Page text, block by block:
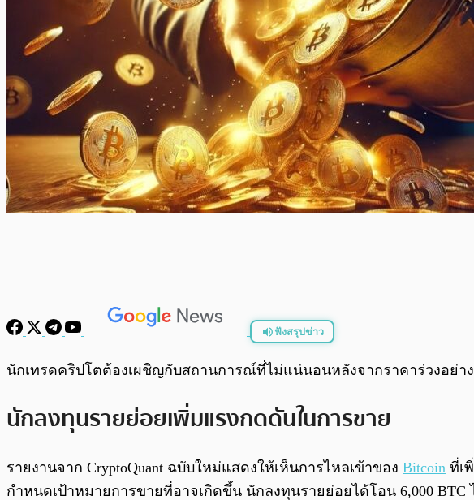
ฟังสรุปข่าว
พร้อมเล่น
นักเทรดคริปโตต้องเผชิญกับสถานการณ์ที่ไม่แน่นอนหลังจากราคาร่วงอย่า
นักลงทุนรายย่อยเพิ่มแรงกดดันในการขาย
รายงานจาก CryptoQuant ฉบับใหม่แสดงให้เห็นการไหลเข้าของ Bitcoin ที่เ
กำหนดเป้าหมายการขายที่อาจเกิดขึ้น นักลงทุนรายย่อยได้โอน 6,000 BTC